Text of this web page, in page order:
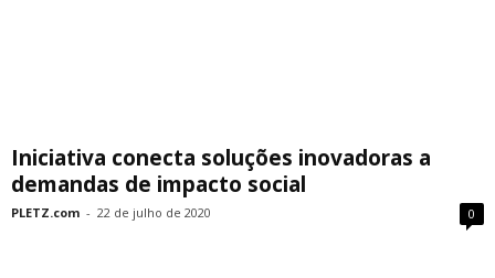
Iniciativa conecta soluções inovadoras a
demandas de impacto social
PLETZ.com - 22 de julho de 2020 0